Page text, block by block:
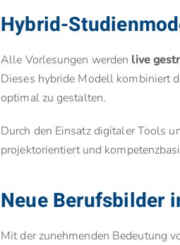
Hybrid-
Alle Vorlesungen werden live
Dieses hybride Modell kombiniert
optimal zu gestalten.
Durch den Einsatz digitaler Tools
projektorientiert und
Neue Berufsbilder
Mit der zunehmenden Bedeutung